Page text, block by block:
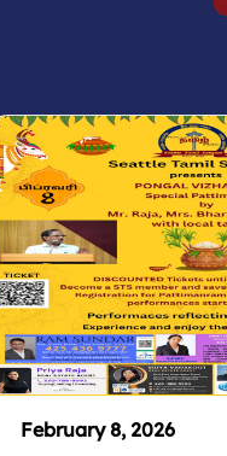
February 8, 2026